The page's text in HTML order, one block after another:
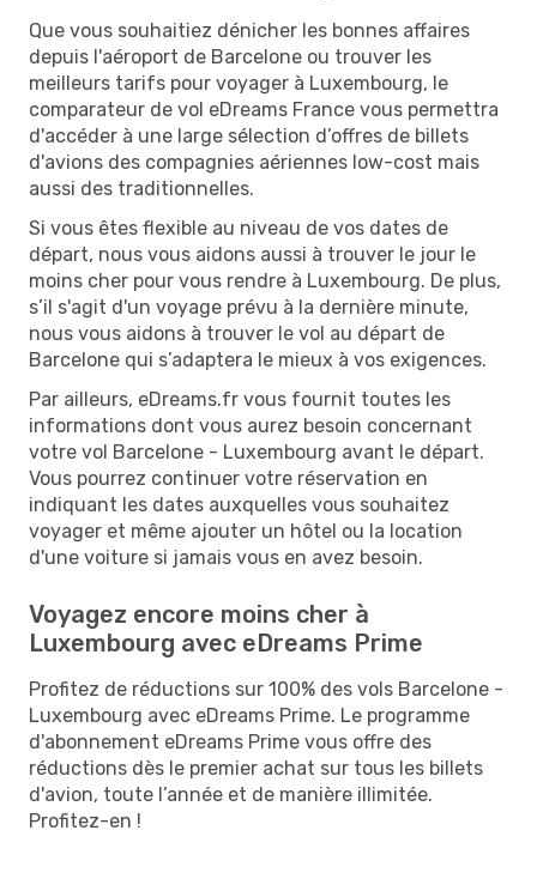
Que vous souhaitiez dénicher les bonnes affaires
depuis l'aéroport de Barcelone ou trouver les
meilleurs tarifs pour voyager à Luxembourg, le
comparateur de vol eDreams France vous permettra
d'accéder à une large sélection d’offres de billets
d'avions des compagnies aériennes low-cost mais
aussi des traditionnelles.
Si vous êtes flexible au niveau de vos dates de
départ, nous vous aidons aussi à trouver le jour le
moins cher pour vous rendre à Luxembourg. De plus,
s’il s'agit d'un voyage prévu à la dernière minute,
nous vous aidons à trouver le vol au départ de
Barcelone qui s’adaptera le mieux à vos exigences.
Par ailleurs, eDreams.fr vous fournit toutes les
informations dont vous aurez besoin concernant
votre vol Barcelone - Luxembourg avant le départ.
Vous pourrez continuer votre réservation en
indiquant les dates auxquelles vous souhaitez
voyager et même ajouter un hôtel ou la location
d'une voiture si jamais vous en avez besoin.
Voyagez encore moins cher à
Luxembourg avec eDreams Prime
Profitez de réductions sur 100% des vols Barcelone -
Luxembourg avec eDreams Prime. Le programme
d'abonnement eDreams Prime vous offre des
réductions dès le premier achat sur tous les billets
d'avion, toute l’année et de manière illimitée.
Profitez-en !